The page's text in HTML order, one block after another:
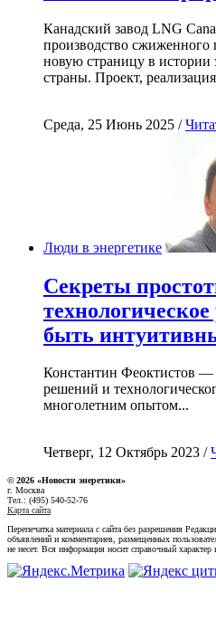
Канадский завод LNG
производство сжиженного
новую страницу в истории
страны. Проект,
Среда, 25 Июнь 2025 /
Люди в энергетике
Секреты
быть
Константин Феоктистов —
решений и
многолетним опытом...
Четверг, 12 Октябрь 2023 /
© 2026 «Новости энеретики»
г. Москва
Тел.: (495) 540-52-76
Карта сайта
Перепечатка материала с сайта без разрешения
объявлений и комментариев, размещенных
не несет. Вся информация носит справочный